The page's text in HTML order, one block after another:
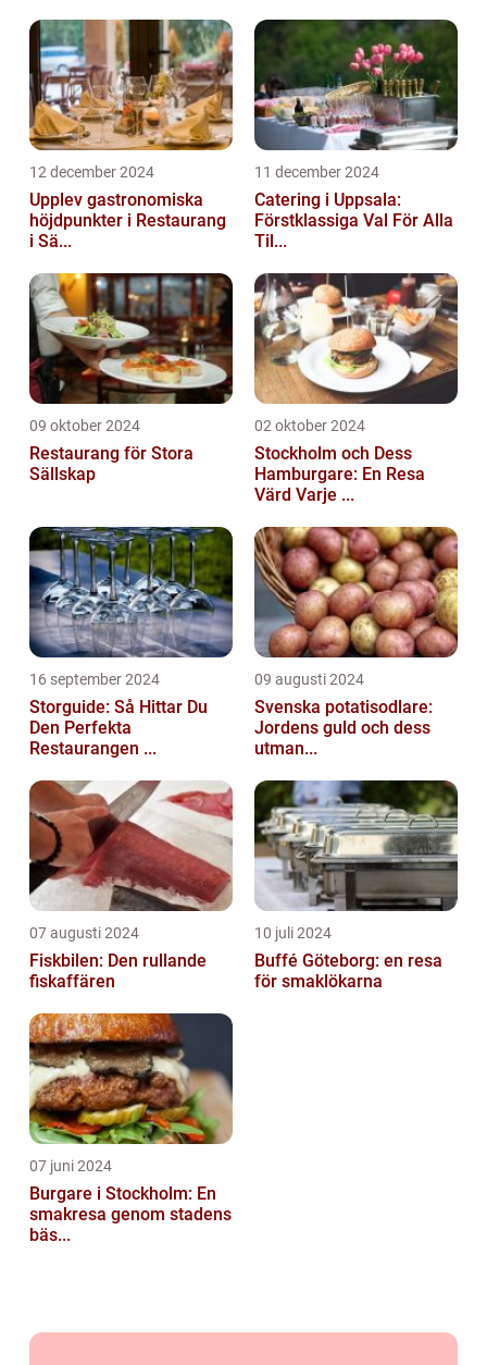
12 december 2024
Upplev gastronomiska
höjdpunkter i Restaurang
i Sä...
11 december 2024
Catering i Uppsala:
Förstklassiga Val För Alla
Til...
09 oktober 2024
Restaurang för Stora
Sällskap
02 oktober 2024
Stockholm och Dess
Hamburgare: En Resa
Värd Varje ...
16 september 2024
Storguide: Så Hittar Du
Den Perfekta
Restaurangen ...
09 augusti 2024
Svenska potatisodlare:
Jordens guld och dess
utman...
07 augusti 2024
Fiskbilen: Den rullande
fiskaffären
10 juli 2024
Buffé Göteborg: en resa
för smaklökarna
07 juni 2024
Burgare i Stockholm: En
smakresa genom stadens
bäs...